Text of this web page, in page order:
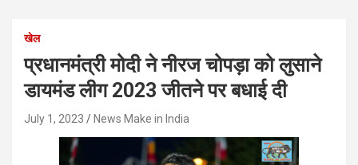
खेल
प्रधानमंत्री मोदी ने नीरज चोपड़ा को लुसाने
डायमंड लीग 2023 जीतने पर बधाई दी
July 1, 2023 News Make in India